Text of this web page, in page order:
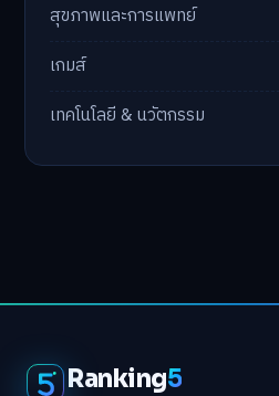
สุขภาพและการแพทย์
เกมส์
เทคโนโลยี & นวัตกรรม
Ranking5